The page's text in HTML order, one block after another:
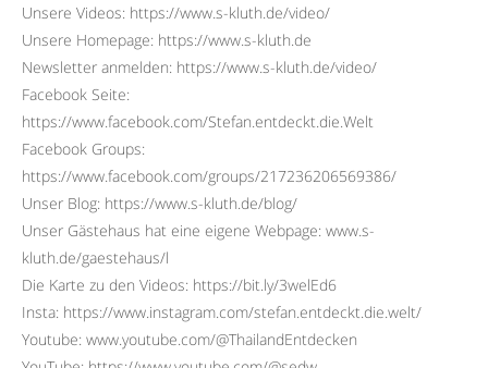
Unsere Videos: https://www.s-kluth.de/video/
Unsere Homepage: https://www.s-kluth.de
Newsletter anmelden: https://www.s-kluth.de/video/
Facebook Seite:
https://www.facebook.com/Stefan.entdeckt.die.Welt
Facebook Groups:
https://www.facebook.com/groups/217236206569386/
Unser Blog: https://www.s-kluth.de/blog/
Unser Gästehaus hat eine eigene Webpage: www.s-
kluth.de/gaestehaus/l
Die Karte zu den Videos: https://bit.ly/3welEd6
Insta: https://www.instagram.com/stefan.entdeckt.die.welt/
Youtube: www.youtube.com/@ThailandEntdecken